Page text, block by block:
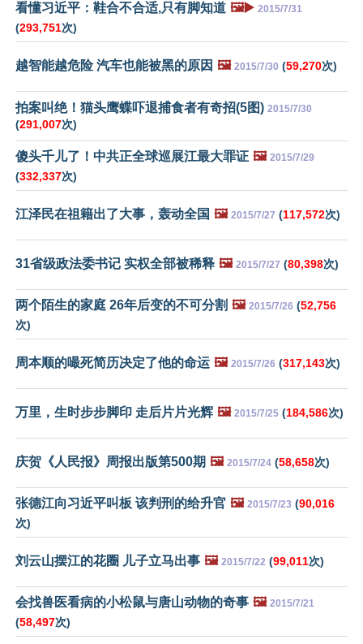
看懂习近平：鞋合不合适,只有脚知道 🖼️▶️ 2015/7/31
(293,751次)
越智能越危险 汽车也能被黑的原因 🖼️ 2015/7/30 (59,270次)
拍案叫绝！猫头鹰蝶吓退捕食者有奇招(5图) 2015/7/30
(291,007次)
傻头千儿了！中共正全球巡展江最大罪证 🖼️ 2015/7/29
(332,337次)
江泽民在祖籍出了大事，轰动全国 🖼️ 2015/7/27 (117,572次)
31省级政法委书记 实权全部被稀释 🖼️ 2015/7/27 (80,398次)
两个陌生的家庭 26年后变的不可分割 🖼️ 2015/7/26 (52,756
次)
周本顺的嘬死简历决定了他的命运 🖼️ 2015/7/26 (317,143次)
万里，生时步步脚印 走后片片光辉 🖼️ 2015/7/25 (184,586次)
庆贺《人民报》周报出版第500期 🖼️ 2015/7/24 (58,658次)
张德江向习近平叫板 该判刑的给升官 🖼️ 2015/7/23 (90,016
次)
刘云山摆江的花圈 儿子立马出事 🖼️ 2015/7/22 (99,011次)
会找兽医看病的小松鼠与唐山动物的奇事 🖼️ 2015/7/21
(58,497次)